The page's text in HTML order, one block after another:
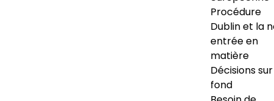
Procédure
Dublin et la
entrée en
matière
Décisions
fond